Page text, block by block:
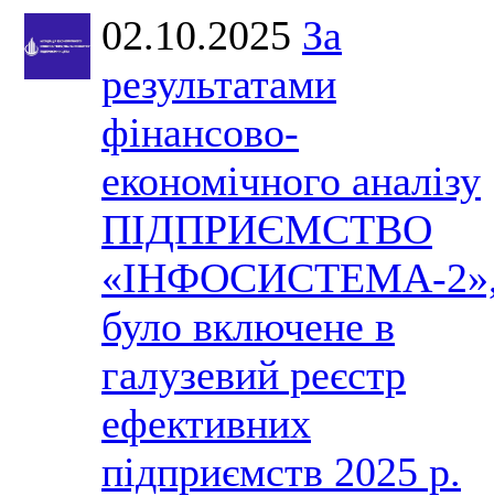
02.10.2025 За
результатами
фінансово-
економічного аналізу
ПІДПРИЄМСТВО
«ІНФОСИСТЕМА-
було включене в
галузевий реєстр
ефективних
підприємств 2025 р.